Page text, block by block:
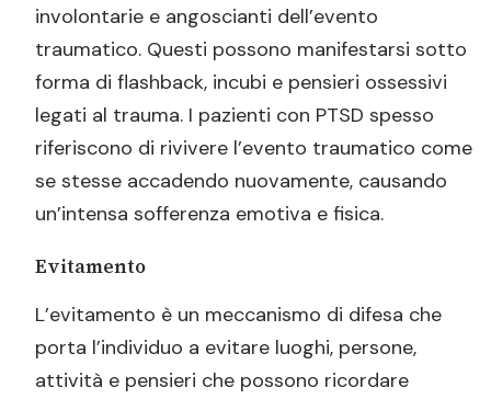
involontarie e angoscianti dell’evento
traumatico. Questi possono manifestarsi sotto
forma di flashback, incubi e pensieri ossessivi
legati al trauma. I pazienti con PTSD spesso
riferiscono di rivivere l’evento traumatico come
se stesse accadendo nuovamente, causando
un’intensa sofferenza emotiva e fisica.
Evitamento
L’evitamento è un meccanismo di difesa che
porta l’individuo a evitare luoghi, persone,
attività e pensieri che possono ricordare